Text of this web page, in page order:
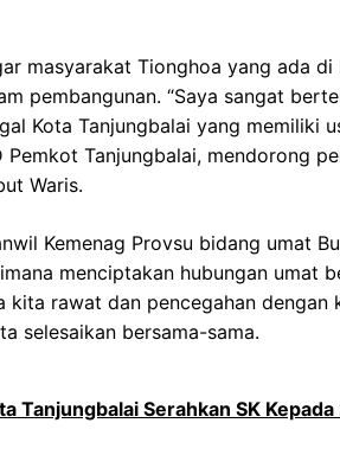
masyarakat Tionghoa yang ada
pembangunan. “Saya sangat
Kota Tanjungbalai yang memiliki
Pemkot Tanjungbalai, mendorong
Waris.
Kemenag Provsu bidang umat
menciptakan hubungan umat
kita rawat dan pencegahan dengan
selesaikan bersama-sama.
Tanjungbalai Serahkan SK